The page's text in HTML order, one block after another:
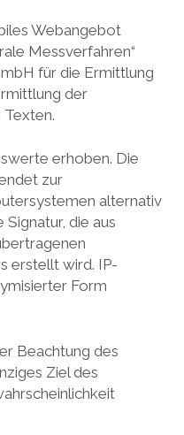
Webangebot
Messverfahren“
für die Ermittlung
der
erhoben. Die
zur
alternativ
die aus
erstellt wird. IP-
Form
Beachtung des
Ziel des